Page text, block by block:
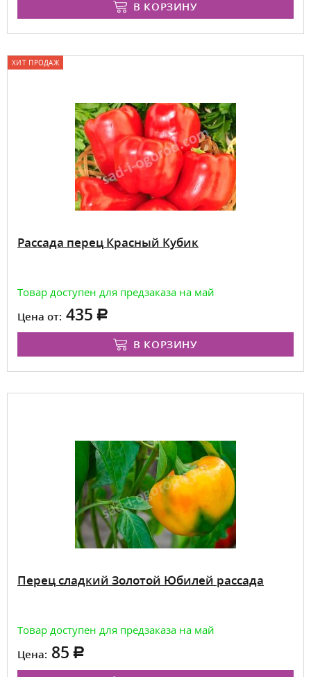
В КОРЗИНУ
ХИТ ПРОДАЖ
Рассада перец Красный Кубик
Товар доступен для предзаказа на май
Цена от: 435
В КОРЗИНУ
Перец сладкий Золотой Юбилей рассада
Товар доступен для предзаказа на май
Цена: 85